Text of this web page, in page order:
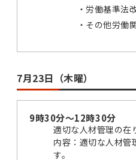
労働基準法
その他労働
7月23日（木曜）
9時30分～12時30分
適切な人材管理の在
内容：適切な人材管
す。